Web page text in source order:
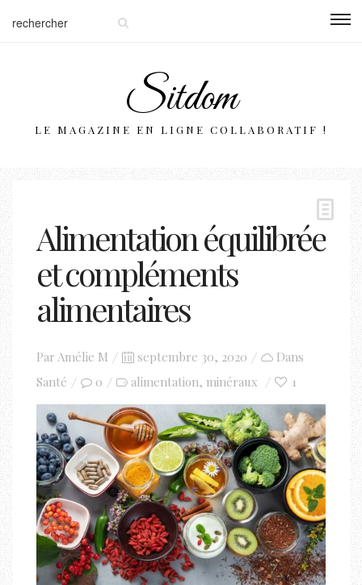
Sitdom
LE MAGAZINE EN LIGNE COLLABORATIF !
Alimentation équilibrée
et compléments
alimentaires
Par Amélie M
Posted
on
septembre 30, 2020
Dans
Santé
0 alimentation, minéraux 1